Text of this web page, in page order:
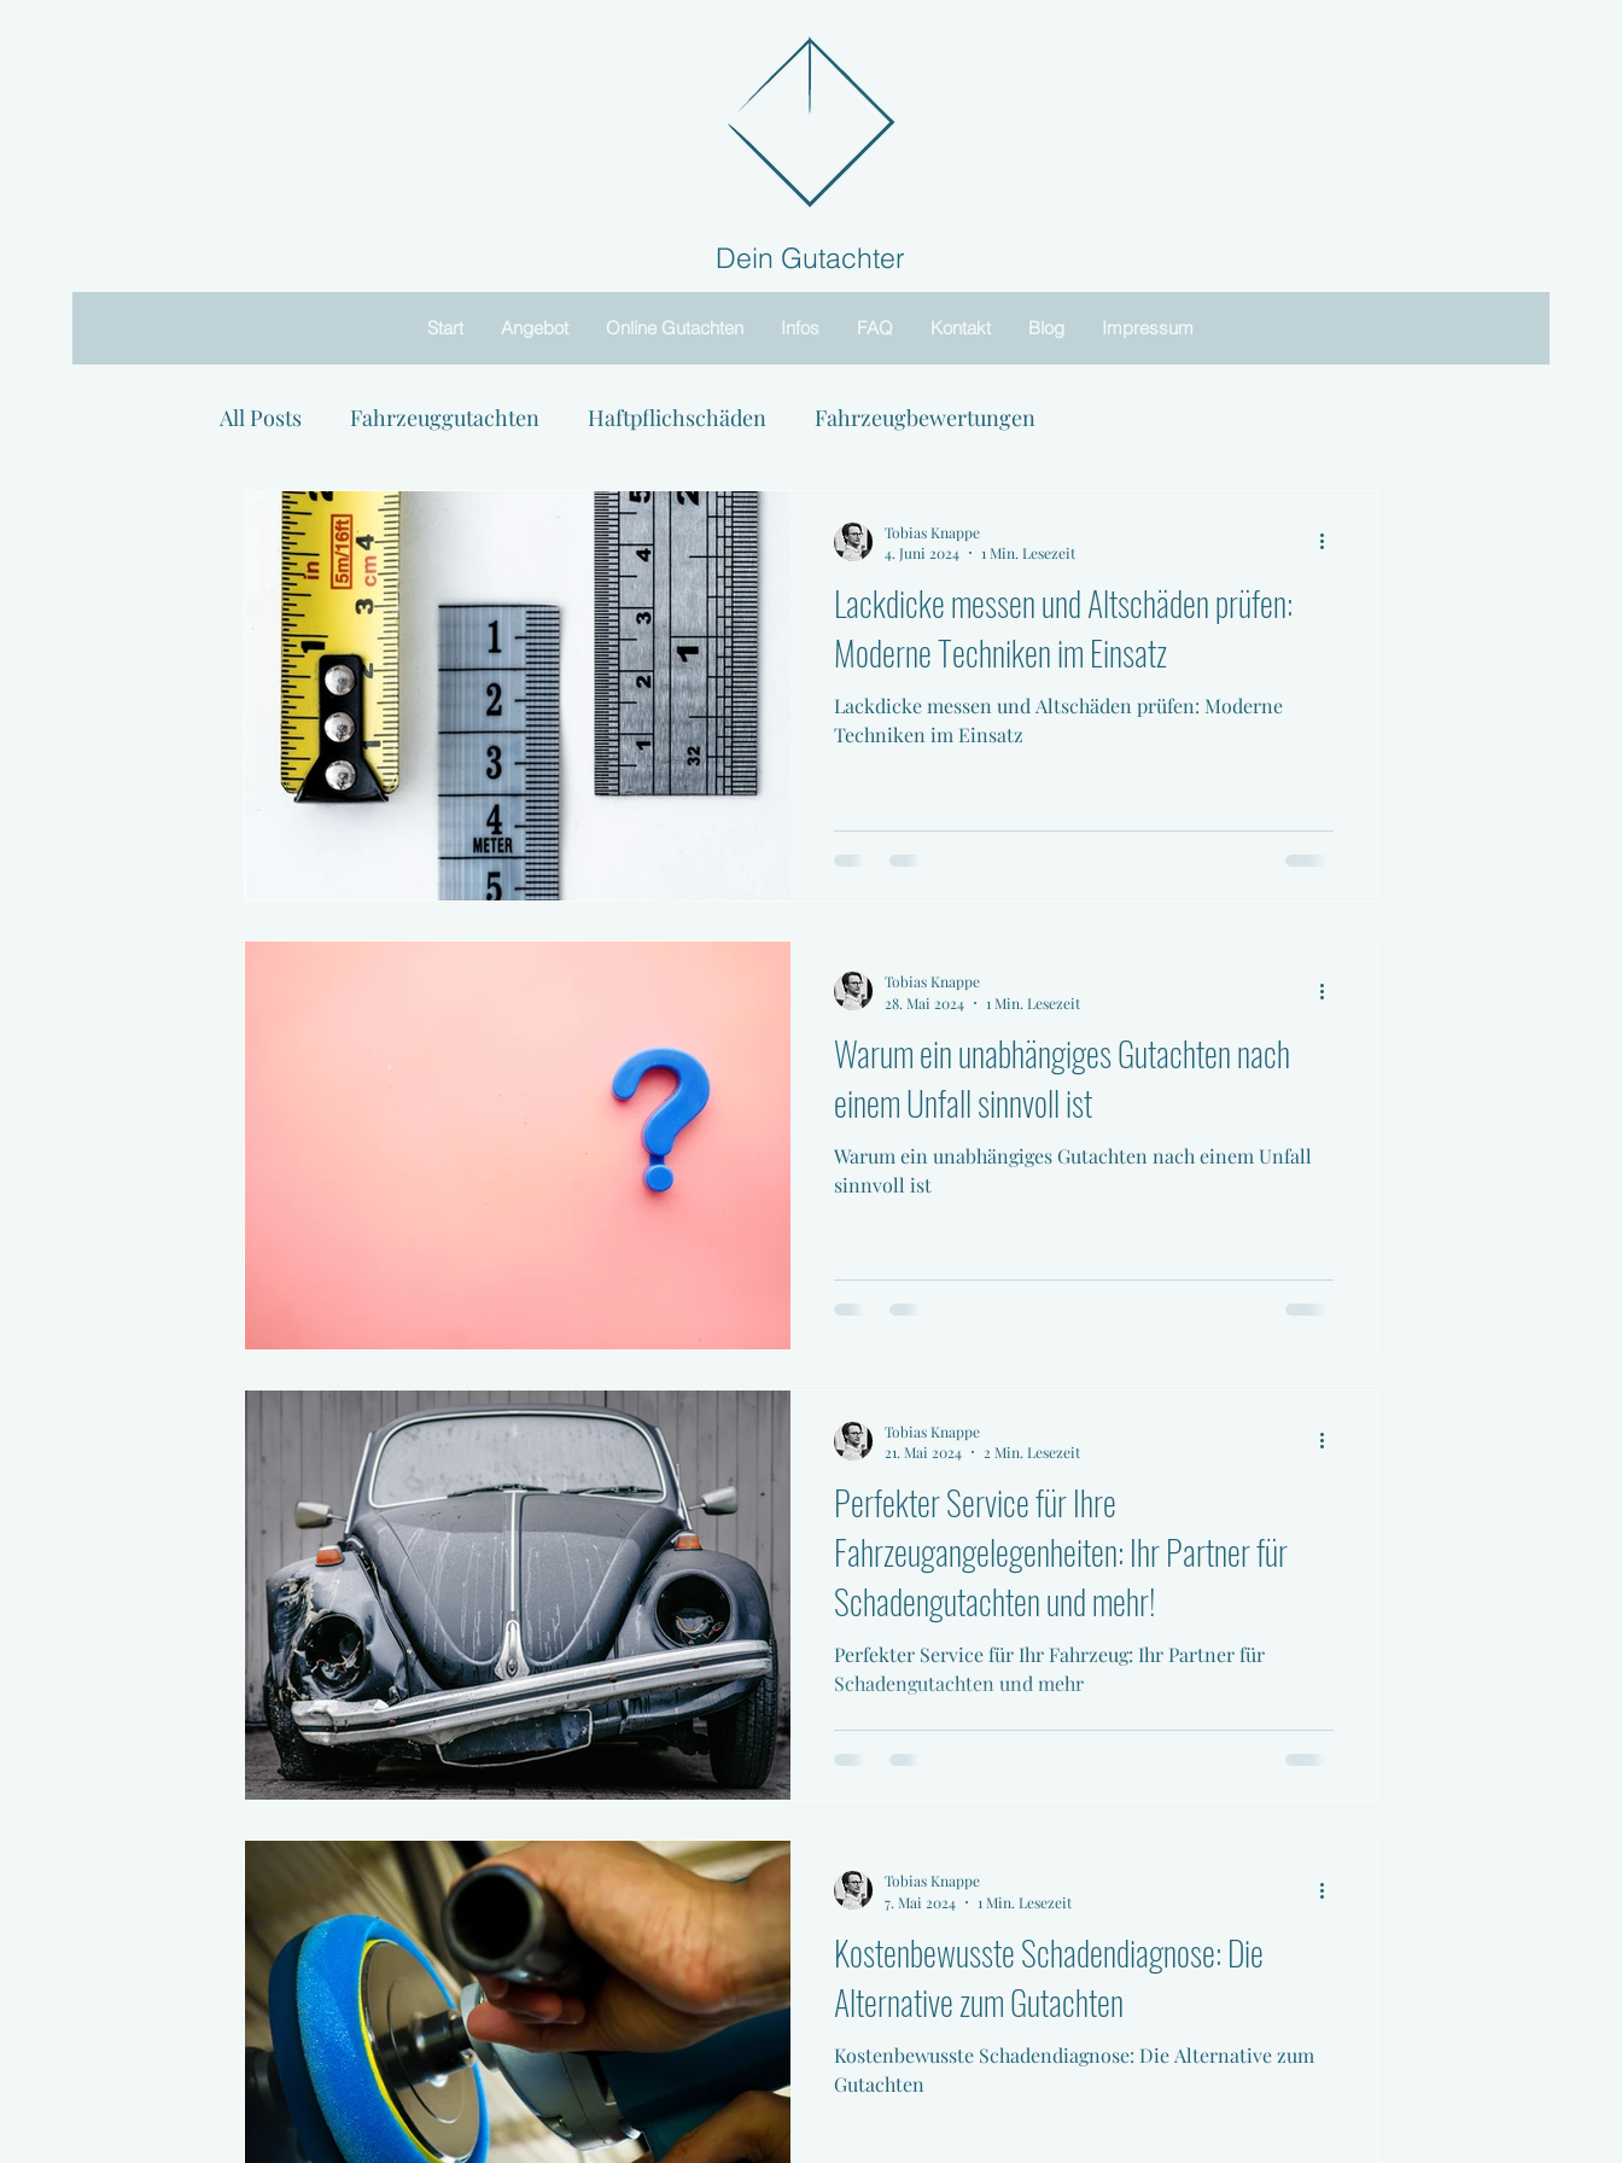
Dein Gutachter
Start Angebot Online Gutachten Infos FAQ Kontakt Blog Impressum
All Posts Fahrzeuggutachten Haftpflichschäden Fahrzeugbewertungen
Service und Dienstleistungen Tipps und Ratschläge
Lackdicke messen und Altschäden prüfen:
Moderne Techniken im Einsatz
Lackdicke messen und Altschäden prüfen: Moderne
Techniken im Einsatz
Tobias Knappe
4. Juni 2024
1 Min. Lesezeit
Warum ein unabhängiges Gutachten nach
einem Unfall sinnvoll ist
Warum ein unabhängiges Gutachten nach einem Unfall
sinnvoll ist
Tobias Knappe
28. Mai 2024
1 Min. Lesezeit
Perfekter Service für Ihre
Fahrzeugangelegenheiten: Ihr Partner für
Schadengutachten und mehr!
Perfekter Service für Ihr Fahrzeug: Ihr Partner für
Schadengutachten und mehr
Tobias Knappe
21. Mai 2024
2 Min. Lesezeit
Kostenbewusste Schadendiagnose: Die
Alternative zum Gutachten
Kostenbewusste Schadendiagnose: Die Alternative zum
Gutachten
Tobias Knappe
7. Mai 2024
1 Min. Lesezeit